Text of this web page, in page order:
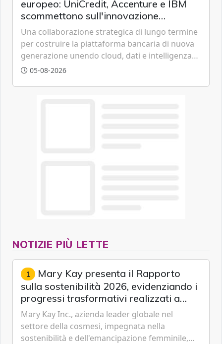
europeo: UniCredit, Accenture e IBM
scommettono sull'innovazione
tecnologica
Una collaborazione strategica di lungo termine
per costruire la piattaforma bancaria di nuova
generazione unendo cloud, dati e intelligenza
artificiale.
05-08-2026
NOTIZIE PIÙ LETTE
1 Mary Kay presenta il Rapporto
sulla sostenibilità 2026, evidenziando i
progressi trasformativi realizzati a
livello globale nelle sfere sociale,
economica e ambientale
Mary Kay Inc., azienda leader globale nel
settore della cosmesi, impegnata nella
sostenibilità e dell'emancipazione femminile,